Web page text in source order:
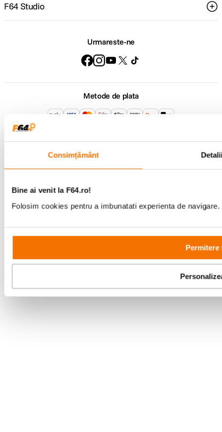
Consimțământ
Bine ai venit la F64.ro!
Folosim cookies pentru a imbunatati experienta de
Permitere
F64 Studio
Urmareste-ne
Metode de plata
Program de lucru
Parteneri tehnologie: